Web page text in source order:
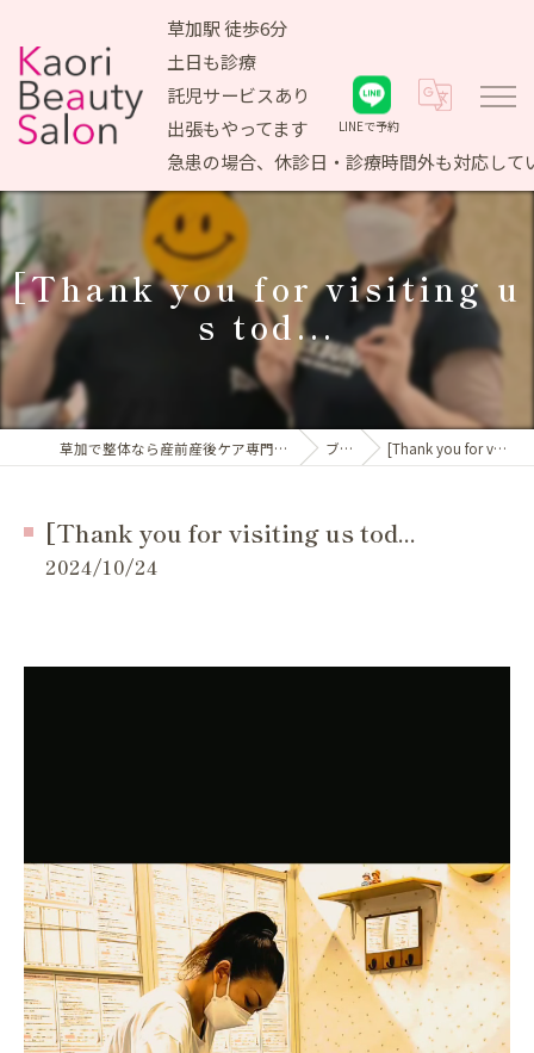
草加駅 徒歩6分
土日も診療
託児サービスあり
出張もやってます
急患の場合、休診日・診療時間外も対応して
LINEで予約
[Thank you for visiting u
s tod...
草加で整体なら産前産後ケア専門 かおりビューティサロン ブログ [Thank you for visiting us tod...
[Thank you for visiting us tod...
2024/10/24